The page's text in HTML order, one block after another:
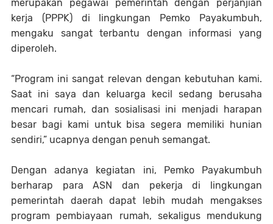
merupakan pegawai pemerintah dengan perjanjian
kerja (PPPK) di lingkungan Pemko Payakumbuh,
mengaku sangat terbantu dengan informasi yang
diperoleh.
“Program ini sangat relevan dengan kebutuhan kami.
Saat ini saya dan keluarga kecil sedang berusaha
mencari rumah, dan sosialisasi ini menjadi harapan
besar bagi kami untuk bisa segera memiliki hunian
sendiri,” ucapnya dengan penuh semangat.
Dengan adanya kegiatan ini, Pemko Payakumbuh
berharap para ASN dan pekerja di lingkungan
pemerintah daerah dapat lebih mudah mengakses
program pembiayaan rumah, sekaligus mendukung